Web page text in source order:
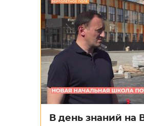
В день знаний на